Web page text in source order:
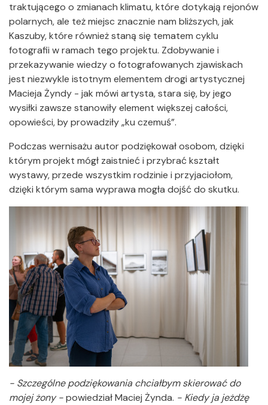
traktującego o zmianach klimatu, które dotykają rejonów
polarnych, ale też miejsc znacznie nam bliższych, jak
Kaszuby, które również staną się tematem cyklu
fotografii w ramach tego projektu. Zdobywanie i
przekazywanie wiedzy o fotografowanych zjawiskach
jest niezwykle istotnym elementem drogi artystycznej
Macieja Żyndy - jak mówi artysta, stara się, by jego
wysiłki zawsze stanowiły element większej całości,
opowieści, by prowadziły „ku czemuś”.
Podczas wernisażu autor podziękował osobom, dzięki
którym projekt mógł zaistnieć i przybrać kształt
wystawy, przede wszystkim rodzinie i przyjaciołom,
dzięki którym sama wyprawa mogła dojść do skutku.
- Szczególne podziękowania chciałbym skierować do
mojej żony -powiedział Maciej Żynda. - Kiedy ja jeżdżę